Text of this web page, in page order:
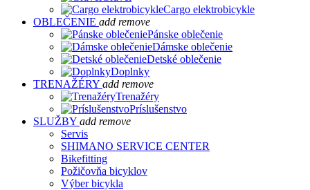
Cargo elektrobicykle
OBLEČENIE add remove
Pánske oblečenie
Dámske oblečenie
Detské oblečenie
Doplnky
TRENAŽÉRY add remove
Trenažéry
Príslušenstvo
SLUŽBY add remove
Servis
SHIMANO SERVICE CENTER
Bikefitting
Požičovňa bicyklov
Výber bicykla